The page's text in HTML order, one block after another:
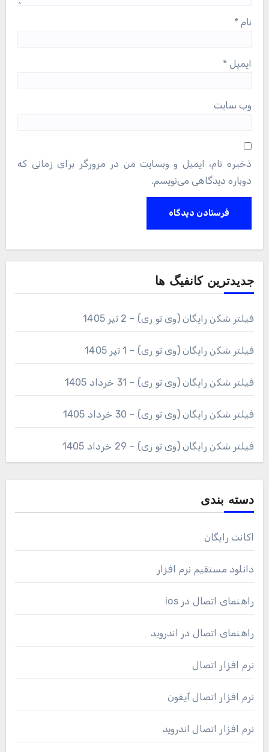
نام *
ایمیل *
وب‌ سایت
ذخیره نام، ایمیل و وبسایت من در مرورگر برای زمانی که
دوباره دیدگاهی می‌نویسم.
جدیدترین کانفیگ ها
فیلتر شکن رایگان (وی تو ری) – 2 تیر 1405
فیلتر شکن رایگان (وی تو ری) – 1 تیر 1405
فیلتر شکن رایگان (وی تو ری) – 31 خرداد 1405
فیلتر شکن رایگان (وی تو ری) – 30 خرداد 1405
فیلتر شکن رایگان (وی تو ری) – 29 خرداد 1405
دسته بندی
اکانت رایگان
دانلود مستقیم نرم افزار
راهنمای اتصال در ios
راهنمای اتصال در اندروید
نرم افزار اتصال
نرم افزار اتصال آیفون
نرم افزار اتصال اندروید